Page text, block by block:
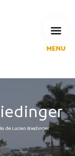
MENU
de Lucien Biedinger